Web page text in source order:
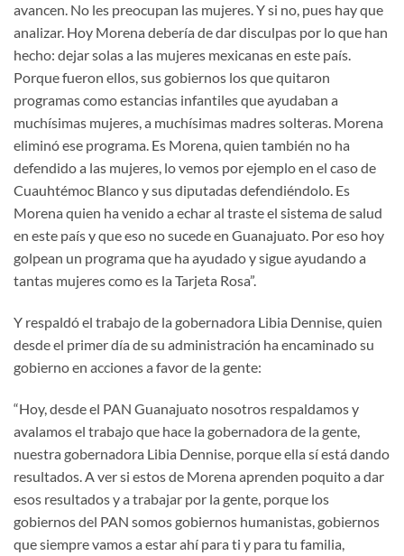
avancen. No les preocupan las mujeres. Y si no, pues hay que
analizar. Hoy Morena debería de dar disculpas por lo que han
hecho: dejar solas a las mujeres mexicanas en este país.
Porque fueron ellos, sus gobiernos los que quitaron
programas como estancias infantiles que ayudaban a
muchísimas mujeres, a muchísimas madres solteras. Morena
eliminó ese programa. Es Morena, quien también no ha
defendido a las mujeres, lo vemos por ejemplo en el caso de
Cuauhtémoc Blanco y sus diputadas defendiéndolo. Es
Morena quien ha venido a echar al traste el sistema de salud
en este país y que eso no sucede en Guanajuato. Por eso hoy
golpean un programa que ha ayudado y sigue ayudando a
tantas mujeres como es la Tarjeta Rosa”.
Y respaldó el trabajo de la gobernadora Libia Dennise, quien
desde el primer día de su administración ha encaminado su
gobierno en acciones a favor de la gente:
“Hoy, desde el PAN Guanajuato nosotros respaldamos y
avalamos el trabajo que hace la gobernadora de la gente,
nuestra gobernadora Libia Dennise, porque ella sí está dando
resultados. A ver si estos de Morena aprenden poquito a dar
esos resultados y a trabajar por la gente, porque los
gobiernos del PAN somos gobiernos humanistas, gobiernos
que siempre vamos a estar ahí para ti y para tu familia,